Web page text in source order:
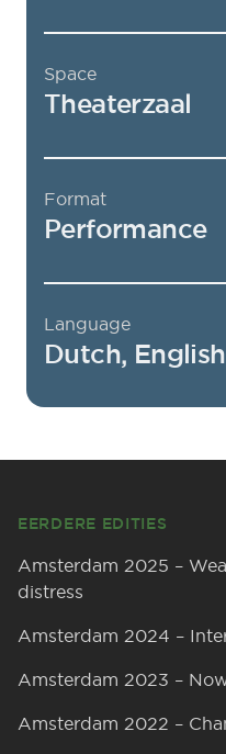
Space
Theaterzaal
Format
Performance
Language
Dutch, English
EERDERE EDITIES
Amsterdam 2025 –
distress
Amsterdam 2024 –
Amsterdam 2023 –
Amsterdam 2022 –